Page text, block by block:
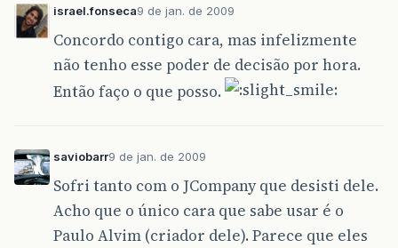
israel.fonseca9 de jan. de 2009
Concordo contigo cara, mas infelizmente
não tenho esse poder de decisão por hora.
Então faço o que posso.
saviobarr9 de jan. de 2009
Sofri tanto com o JCompany que desisti dele.
Acho que o único cara que sabe usar é o
Paulo Alvim (criador dele). Parece que eles